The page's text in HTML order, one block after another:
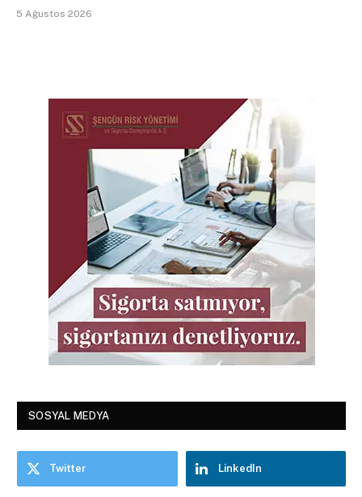
5 Ağustos 2026
SOSYAL MEDYA
Twitter LinkedIn